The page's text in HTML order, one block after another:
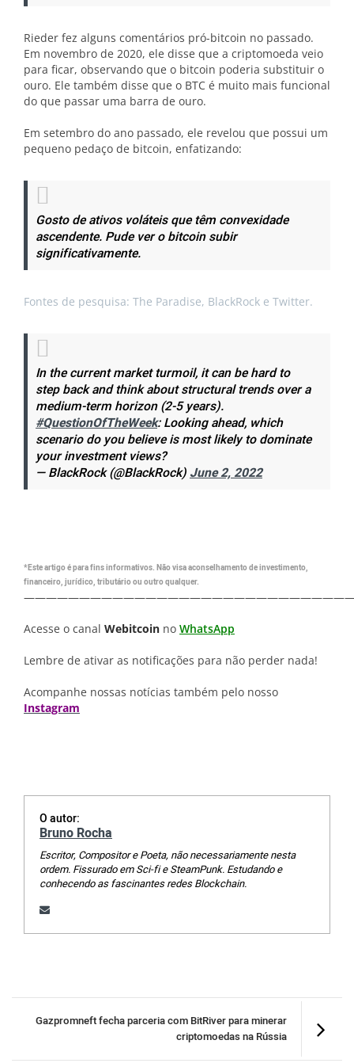
Rieder fez alguns comentários pró-bitcoin no passado.
Em novembro de 2020, ele disse que a criptomoeda veio
para ficar, observando que o bitcoin poderia substituir o
ouro. Ele também disse que o BTC é muito mais funcional
do que passar uma barra de ouro.
Em setembro do ano passado, ele revelou que possui um
pequeno pedaço de bitcoin, enfatizando:
Gosto de ativos voláteis que têm convexidade
ascendente. Pude ver o bitcoin subir
significativamente.
Fontes de pesquisa: The Paradise, BlackRock e Twitter.
In the current market turmoil, it can be hard to
step back and think about structural trends over a
medium-term horizon (2-5 years).
#QuestionOfTheWeek: Looking ahead, which
scenario do you believe is most likely to dominate
your investment views?
— BlackRock (@BlackRock) June 2, 2022
*Este artigo é para fins informativos. Não visa aconselhamento de investimento,
financeiro, jurídico, tributário ou outro qualquer.
Acesse o canal Webitcoin no WhatsApp
Lembre de ativar as notificações para não perder nada!
Acompanhe nossas notícias também pelo nosso
Instagram
O autor:
Bruno Rocha
Escritor, Compositor e Poeta, não necessariamente nesta
ordem. Fissurado em Sci-fi e SteamPunk. Estudando e
conhecendo as fascinantes redes Blockchain.
Gazpromneft fecha parceria com BitRiver para minerar
criptomoedas na Rússia